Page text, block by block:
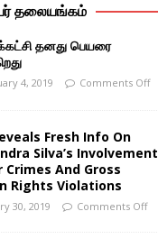
தலையங்கம்
தனது பெயரை
4, 2019 Comments Off
Fresh Info On
Silva’s Involvement
Crimes And Gross
Rights Violations
30, 2019 Comments Off